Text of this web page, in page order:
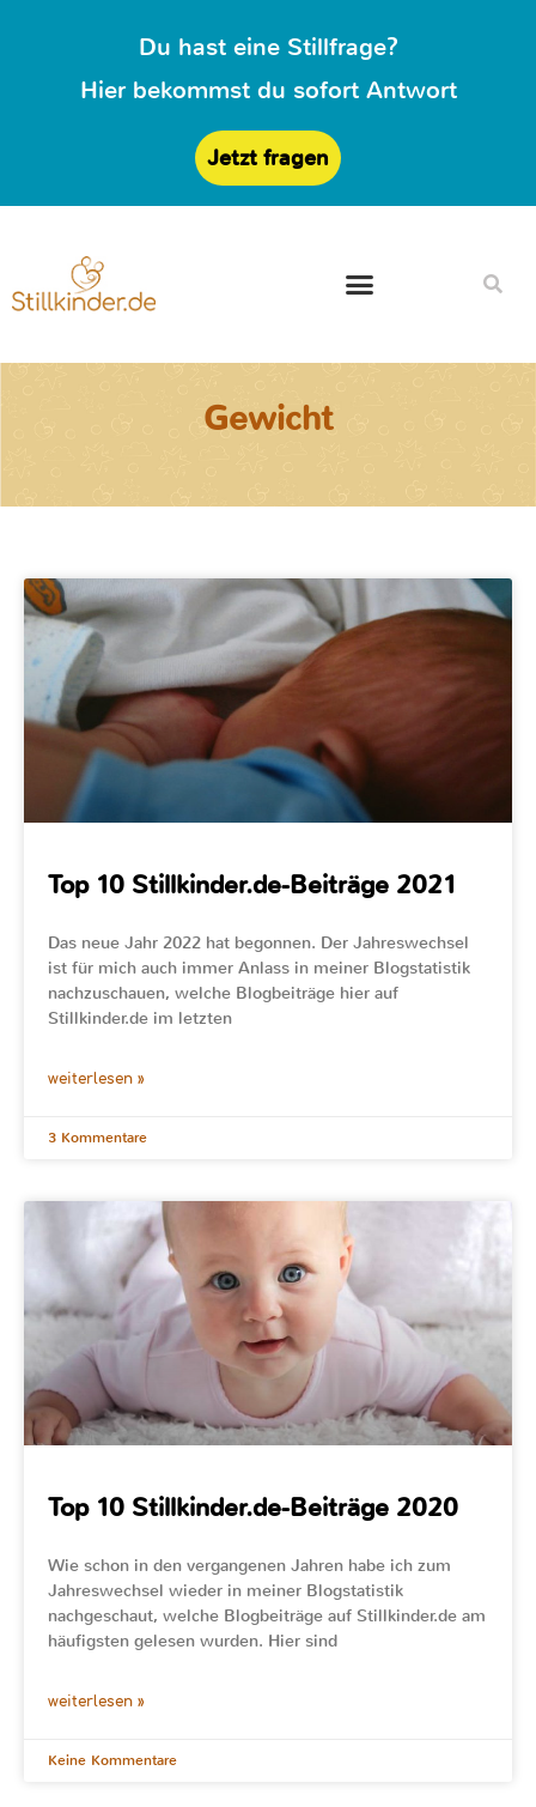
Du hast eine Stillfrage?
Hier bekommst du sofort Antwort
Jetzt fragen
Gewicht
Top 10 Stillkinder.de-Beiträge 2021
Das neue Jahr 2022 hat begonnen. Der Jahreswechsel
ist für mich auch immer Anlass in meiner Blogstatistik
nachzuschauen, welche Blogbeiträge hier auf
Stillkinder.de im letzten
weiterlesen »
3 Kommentare
Top 10 Stillkinder.de-Beiträge 2020
Wie schon in den vergangenen Jahren habe ich zum
Jahreswechsel wieder in meiner Blogstatistik
nachgeschaut, welche Blogbeiträge auf Stillkinder.de am
häufigsten gelesen wurden. Hier sind
weiterlesen »
Keine Kommentare